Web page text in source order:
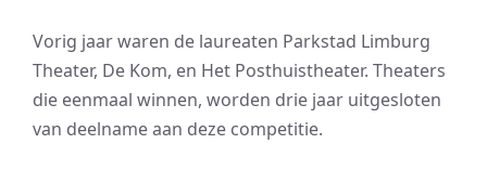
Vorig jaar waren de laureaten Parkstad Limburg
Theater, De Kom, en Het Posthuistheater. Theaters
die eenmaal winnen, worden drie jaar uitgesloten
van deelname aan deze competitie.